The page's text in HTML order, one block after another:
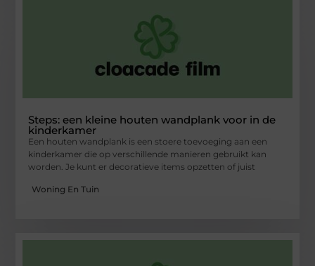
Steps: een kleine houten wandplank voor in de
kinderkamer
Een houten wandplank is een stoere toevoeging aan een
kinderkamer die op verschillende manieren gebruikt kan
worden. Je kunt er decoratieve items opzetten of juist
Woning En Tuin